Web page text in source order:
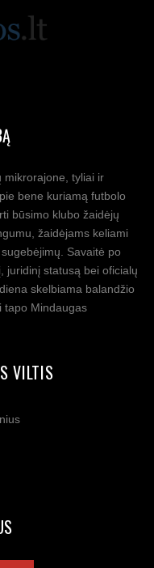
mikrorajone, tyliai ir
bene kuriamą futbolo
būsimo klubo žaidėjų
žaidėjams keliami
Savaitė po
juridinį statusą bei oficialų
skelbiama balandžio
tapo Mindaugas
VILTIS